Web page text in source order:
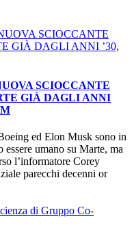
SCIOCCANTE
GIÀ DAGLI ANNI
ed Elon Musk sono in
umano su Marte, ma
l’informatore Corey
parecchi decenni or